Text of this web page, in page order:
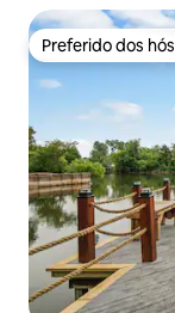
Preferido dos
Preferido dos